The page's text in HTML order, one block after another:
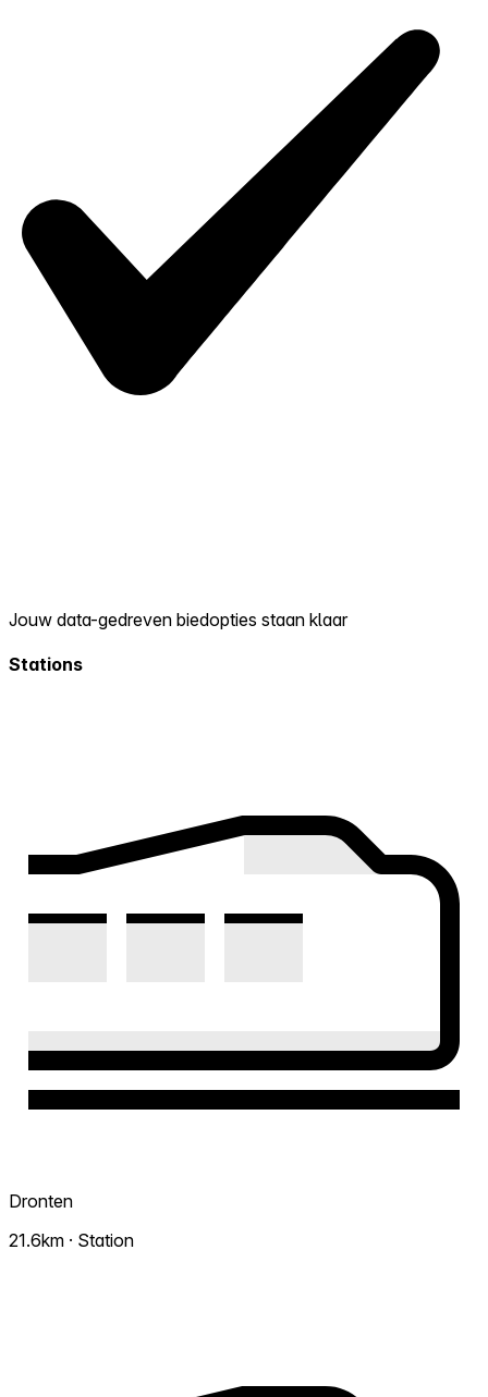
Jouw data-gedreven biedopties staan klaar
Stations
Dronten
21.6km · Station